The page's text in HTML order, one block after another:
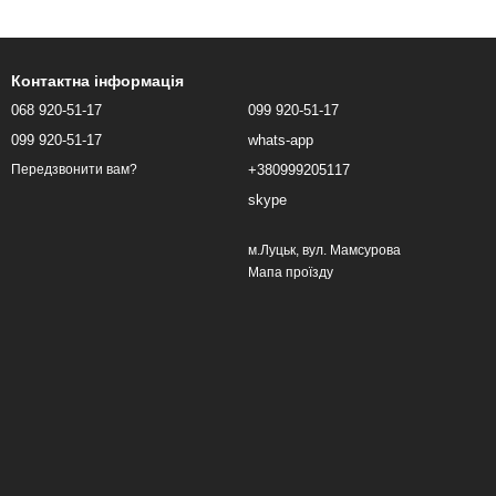
Контактна інформація
068 920-51-17
099 920-51-17
Передзвонити вам?
099 920-51-17
whats-app
+380999205117
skype
м.Луцьк, вул. Мамсурова
Мапа проїзду